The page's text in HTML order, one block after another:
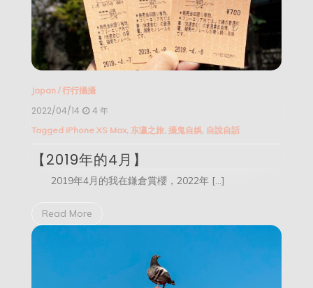
Japan/行行攝攝
2022/04/14 4 年
Tagged iPhone XS Max, 东瀛之旅, 攝鬼自娛, 自說自話
【2019年的4月】
2019年4月的我在鎌倉賞櫻，2022年 […]
Read More